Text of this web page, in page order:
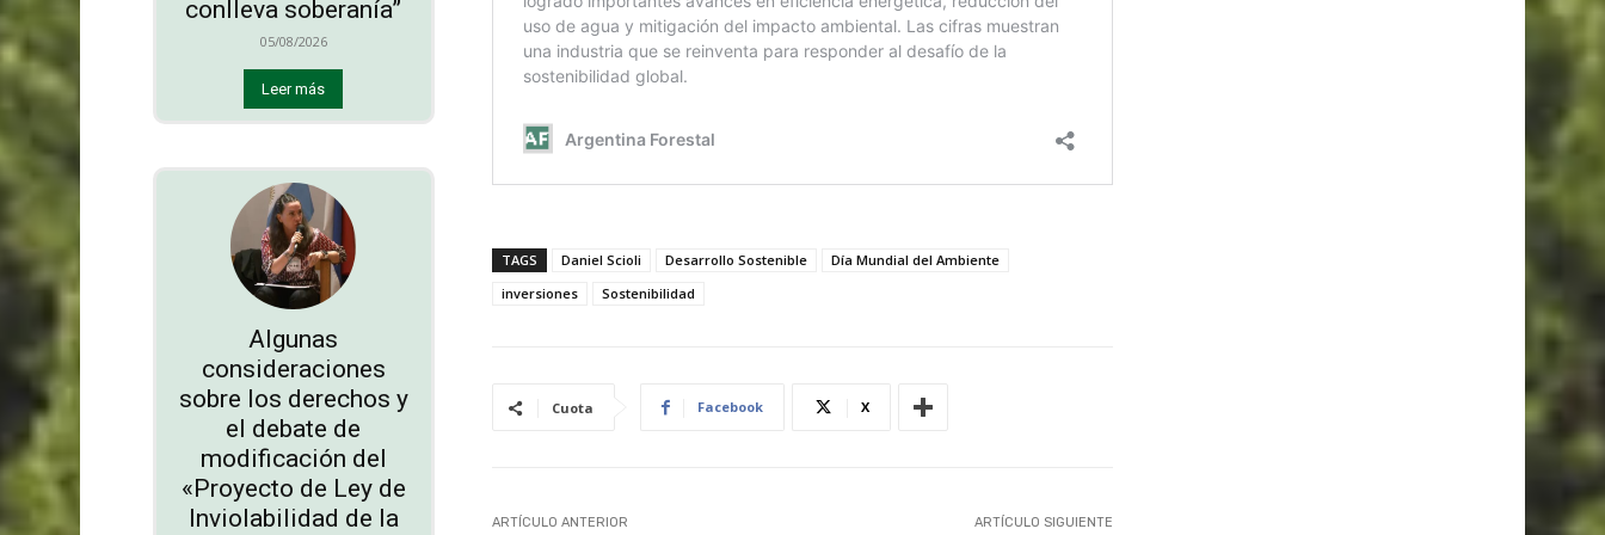
conlleva soberanía”
05/08/2026
Leer más
Algunas
consideraciones
sobre los derechos y
el debate de
modificación del
«Proyecto de Ley de
Inviolabilidad de la
TAGS Daniel Scioli Desarrollo Sostenible
Día Mundial del Ambiente
inversiones
Sostenibilidad
Cuota Facebook X
ARTÍCULO ANTERIOR ARTÍCULO SIGUIENTE